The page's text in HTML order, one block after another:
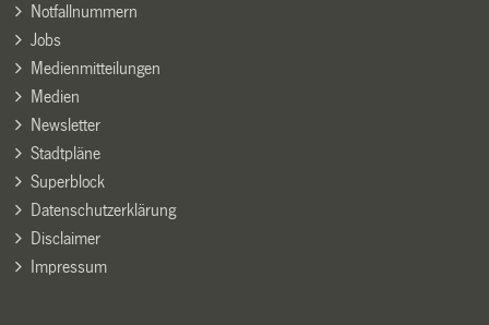
Notfallnummern
Jobs
Medienmitteilungen
Medien
Newsletter
Stadtpläne
Superblock
Datenschutzerklärung
Disclaimer
Impressum